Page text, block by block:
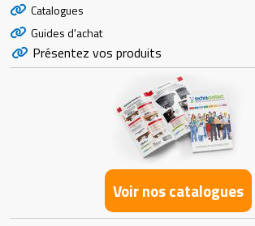
Catalogues
Guides d'achat
Présentez vos produits
Voir nos catalogues